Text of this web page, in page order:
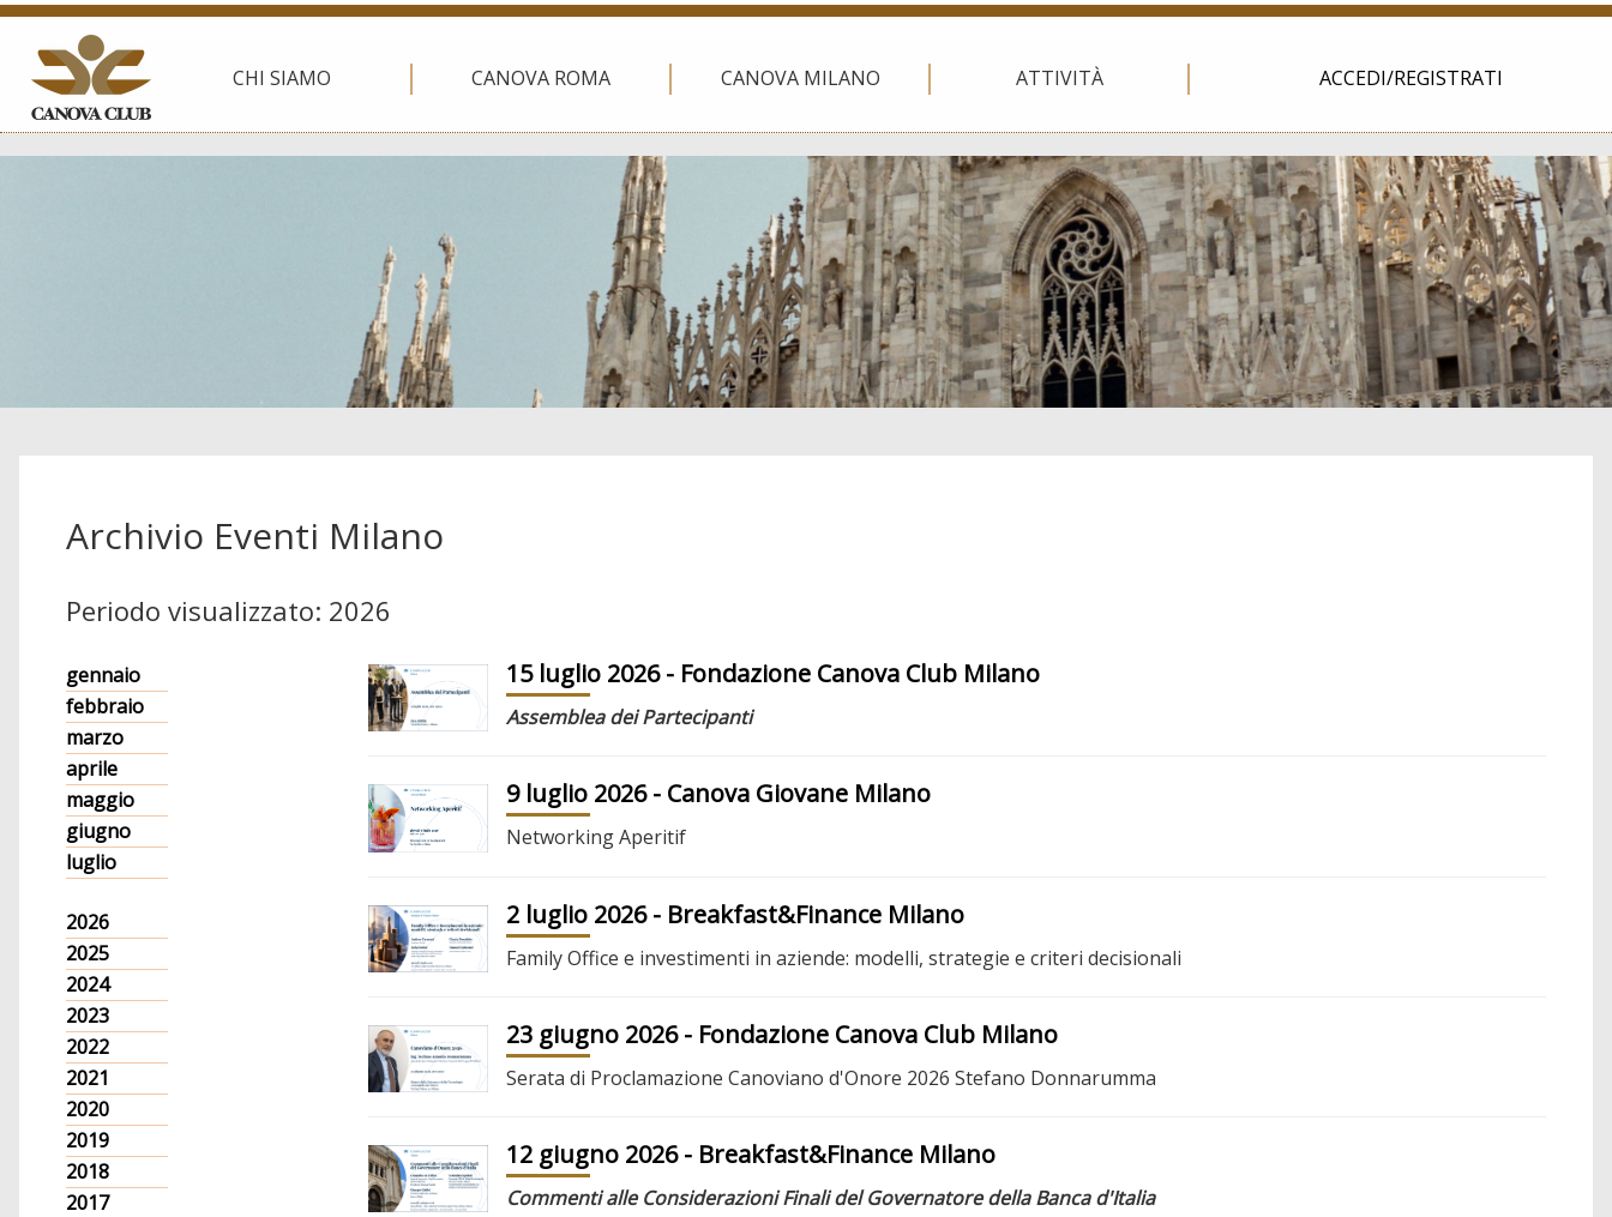
CHI SIAMO CANOVA ROMA CANOVA MILANO ATTIVITÀ ACCEDI/REGISTRATI
Archivio Eventi Milano
Periodo visualizzato: 2026
gennaio
febbraio
marzo
aprile
maggio
giugno
luglio
2026
2025
2024
2023
2022
2021
2020
2019
2018
2017
15 luglio 2026- Fondazione Canova Club Milano
Assemblea dei Partecipanti
9 luglio 2026- Canova Giovane Milano
Networking Aperitif
2 luglio 2026- Breakfast&Finance Milano
Family Office e investimenti in aziende: modelli, strategie e criteri decisionali
23 giugno 2026- Fondazione Canova Club Milano
Serata di Proclamazione Canoviano d'Onore 2026 Stefano Donnarumma
12 giugno 2026- Breakfast&Finance Milano
Commenti alle Considerazioni Finali del Governatore della Banca d'Italia